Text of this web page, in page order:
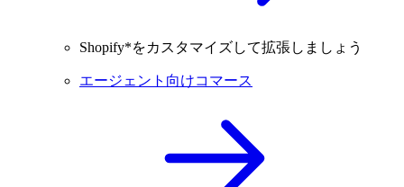
Shopify*をカスタマイズして拡張しましょう
エージェント向けコマース